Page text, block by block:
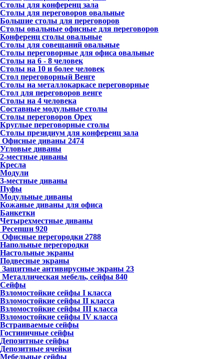
Столы для конференц зала
Столы для переговоров овальные
Большие столы для переговоров
Столы овальные офисные для переговоров
Конференц столы овальные
Столы для совещаний овальные
Столы переговорные для офиса овальные
Столы на 6 - 8 человек
Столы на 10 и более человек
Стол переговорный Венге
Столы на металлокаркасе переговорные
Стол для переговоров венге
Столы на 4 человека
Составные модульные столы
Столы переговоров Орех
Круглые переговорные столы
Столы президиум для конференц зала
Офисные диваны 2474
Угловые диваны
2-местные диваны
Кресла
Модули
3-местные диваны
Пуфы
Модульные диваны
Кожаные диваны для офиса
Банкетки
Четырехместные диваны
Ресепшн 920
Офисные перегородки 2788
Напольные перегородки
Настольные экраны
Подвесные экраны
Защитные антивирусные экраны 23
Металлическая мебель, сейфы 840
Сейфы
Взломостойкие сейфы I класса
Взломостойкие сейфы II класса
Взломостойкие сейфы III класса
Взломостойкие сейфы IV класса
Встраиваемые сейфы
Гостиничные сейфы
Депозитные сейфы
Депозитные ячейки
Мебельные сейфы